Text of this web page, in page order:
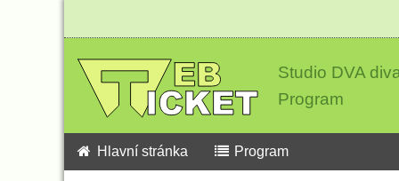
Studio DVA
Program
Hlavní stránka Program